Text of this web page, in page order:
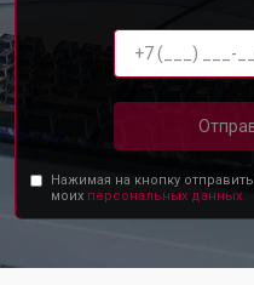
Нажимая на кнопку
моих персональных данных.